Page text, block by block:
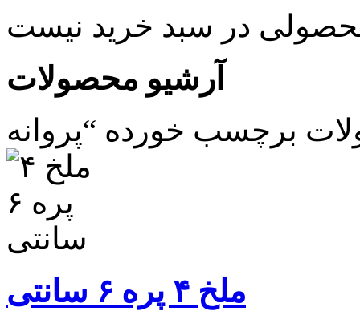
آرشیو محصولات
ملخ ۴ پره ۶ سانتی